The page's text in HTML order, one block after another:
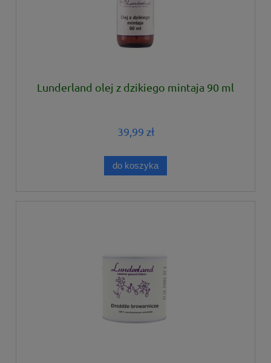
Lunderland olej z dzikiego mintaja 90 ml
39,99 zł
do koszyka